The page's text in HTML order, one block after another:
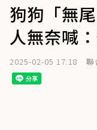
狗狗「無
人無奈喊
2025-02-05 17:18 聯